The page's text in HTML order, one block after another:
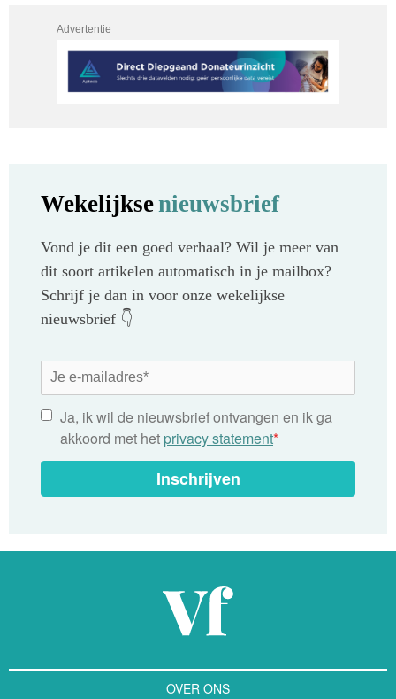
Advertentie
Wekelijksenieuwsbrief
Vond je dit een goed verhaal? Wil je meer van
dit soort artikelen automatisch in je mailbox?
Schrijf je dan in voor onze wekelijkse
nieuwsbrief 👇
Ja, ik wil de nieuwsbrief ontvangen en ik ga
akkoord met het privacy statement*
Inschrijven
OVER ONS